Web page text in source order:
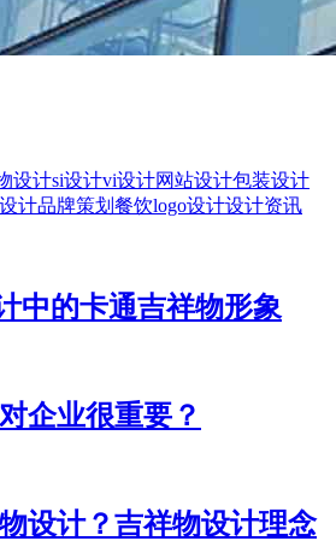
设计si设计vi设计网站设计包装设计
计品牌策划 餐饮logo设计设计资讯
中的卡通吉祥物形象
企业很重要？
设计？吉祥物设计理念